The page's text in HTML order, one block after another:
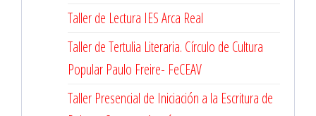
Taller de Lectura IES Arca Real
Taller de Tertulia Literaria. Círculo de Cultura
Popular Paulo Freire- FeCEAV
Taller Presencial de Iniciación a la Escritura de